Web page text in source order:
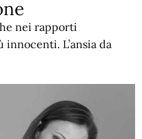
nei rapporti
L’ansia da